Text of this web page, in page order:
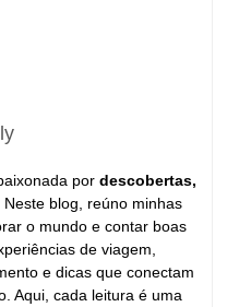
por descobertas,
. Neste blog, reúno minhas
o mundo e contar boas
de viagem,
e dicas que conectam
Aqui, cada leitura é uma